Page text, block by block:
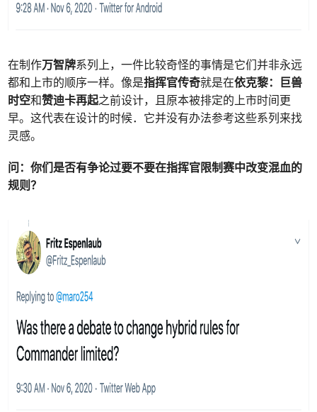
在制作万智牌系列上，一件比较奇怪的事情是它们并非永远
都和上市的顺序一样。像是指挥官传奇就是在依克黎：巨兽
时空和赞迪卡再起之前设计，且原本被排定的上市时间更
早。这代表在设计的时候．它并没有办法参考这些系列来找
灵感。
问：你们是否有争论过要不要在指挥官限制赛中改变混血的
规则？